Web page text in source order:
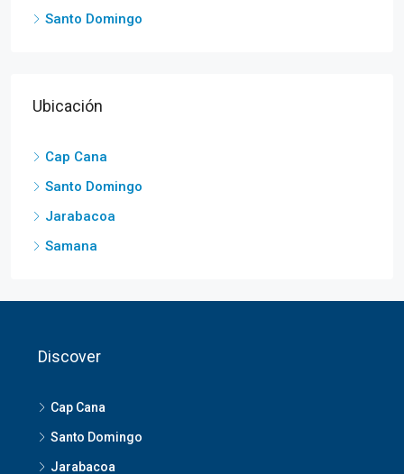
Santo Domingo
Ubicación
Cap Cana
Santo Domingo
Jarabacoa
Samana
Discover
Cap Cana
Santo Domingo
Jarabacoa